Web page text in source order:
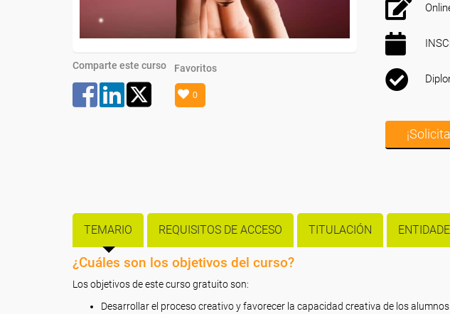
Comparte este curso Favoritos
0
TEMARIO REQUISITOS DE ACCESO TITULACIÓN
¿Cuáles son los objetivos del curso?
Los objetivos de este curso gratuito son:
Desarrollar el proceso creativo y favorecer la capacidad creativa de los alumnos.